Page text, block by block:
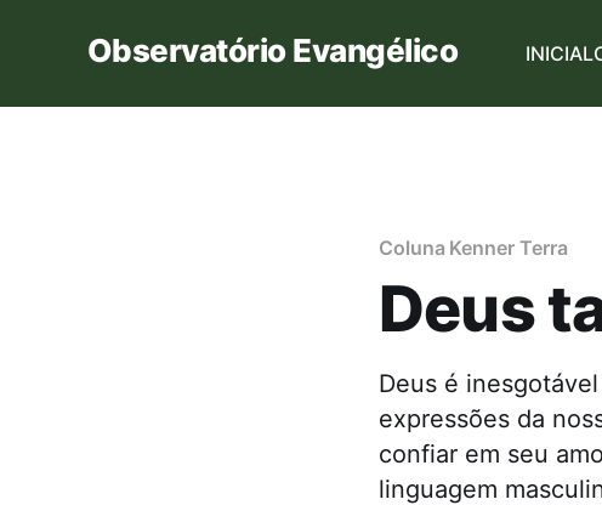
Observatório Evangélico INICIAL
Coluna Kenner Terra
Deus
Deus é
expressões da
confiar em seu
linguagem